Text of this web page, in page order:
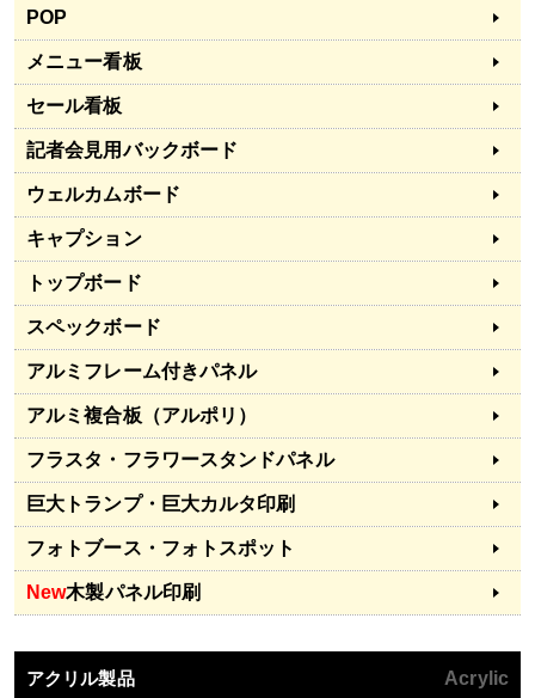
POP
メニュー看板
セール看板
記者会見用バックボード
ウェルカムボード
キャプション
トップボード
スペックボード
アルミフレーム付きパネル
アルミ複合板（アルポリ）
フラスタ・フラワースタンドパネル
巨大トランプ・巨大カルタ印刷
フォトブース・フォトスポット
New木製パネル印刷
アクリル製品 Acrylic